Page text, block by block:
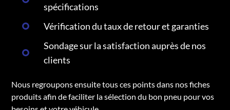
spécifications
Vérification du taux de retour et garanties
Sondage sur la satisfaction auprès de nos
clients
Nous regroupons ensuite tous ces points dans nos fiches
produits afin de faciliter la sélection du bon pneu pour vos